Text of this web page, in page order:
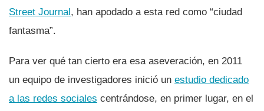
Street Journal, han apodado a esta red como “ciudad
fantasma”.
Para ver qué tan cierto era esa aseveración, en 2011
un equipo de investigadores inició un estudio dedicado
a las redes sociales centrándose, en primer lugar, en el